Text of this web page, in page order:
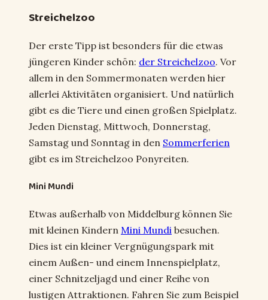
Streichelzoo
Der erste Tipp ist besonders für die etwas
jüngeren Kinder schön: der Streichelzoo. Vor
allem in den Sommermonaten werden hier
allerlei Aktivitäten organisiert. Und natürlich
gibt es die Tiere und einen großen Spielplatz.
Jeden Dienstag, Mittwoch, Donnerstag,
Samstag und Sonntag in den Sommerferien
gibt es im Streichelzoo Ponyreiten.
Mini Mundi
Etwas außerhalb von Middelburg können Sie
mit kleinen Kindern Mini Mundi besuchen.
Dies ist ein kleiner Vergnügungspark mit
einem Außen- und einem Innenspielplatz,
einer Schnitzeljagd und einer Reihe von
lustigen Attraktionen. Fahren Sie zum Beispiel